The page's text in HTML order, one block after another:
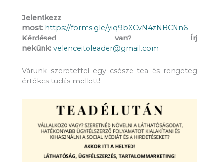
Jelentkezz
most: https://forms.gle/yiq9bXCvN4zNBCNn6
Kérdésed van? Írj
nekünk: velenceitoleader@gmail.com
Várunk szeretettel egy csésze tea és rengeteg
értékes tudás mellett!